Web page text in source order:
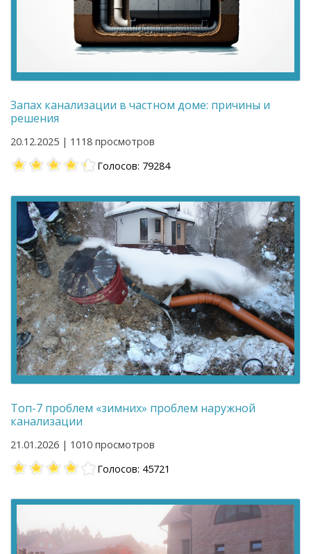
Запах канализации в частном доме: причины и
решения
20.12.2025 | 1118 просмотров
Голосов: 79284
Топ-7 проблем «зимних» проблем наружной
канализации
21.01.2026 | 1010 просмотров
Голосов: 45721